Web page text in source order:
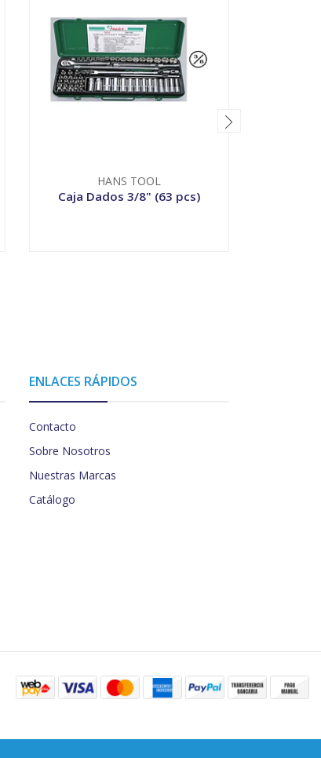
HANS TOOL
Caja Dados 3/8" (63 pcs)
ENLACES RÁPIDOS
Contacto
Sobre Nosotros
Nuestras Marcas
Catálogo